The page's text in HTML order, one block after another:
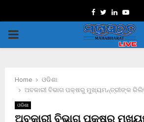
Facebook
TwitterLinkedin
PRIMARY
Home
ଓଡିଶା
ଅବକାରୀ ବିଭାଗ ପକ୍ଷରୁ ମୁଖ୍ୟମନ୍ତ୍ରୀଙ୍କ
ଓଡିଶା